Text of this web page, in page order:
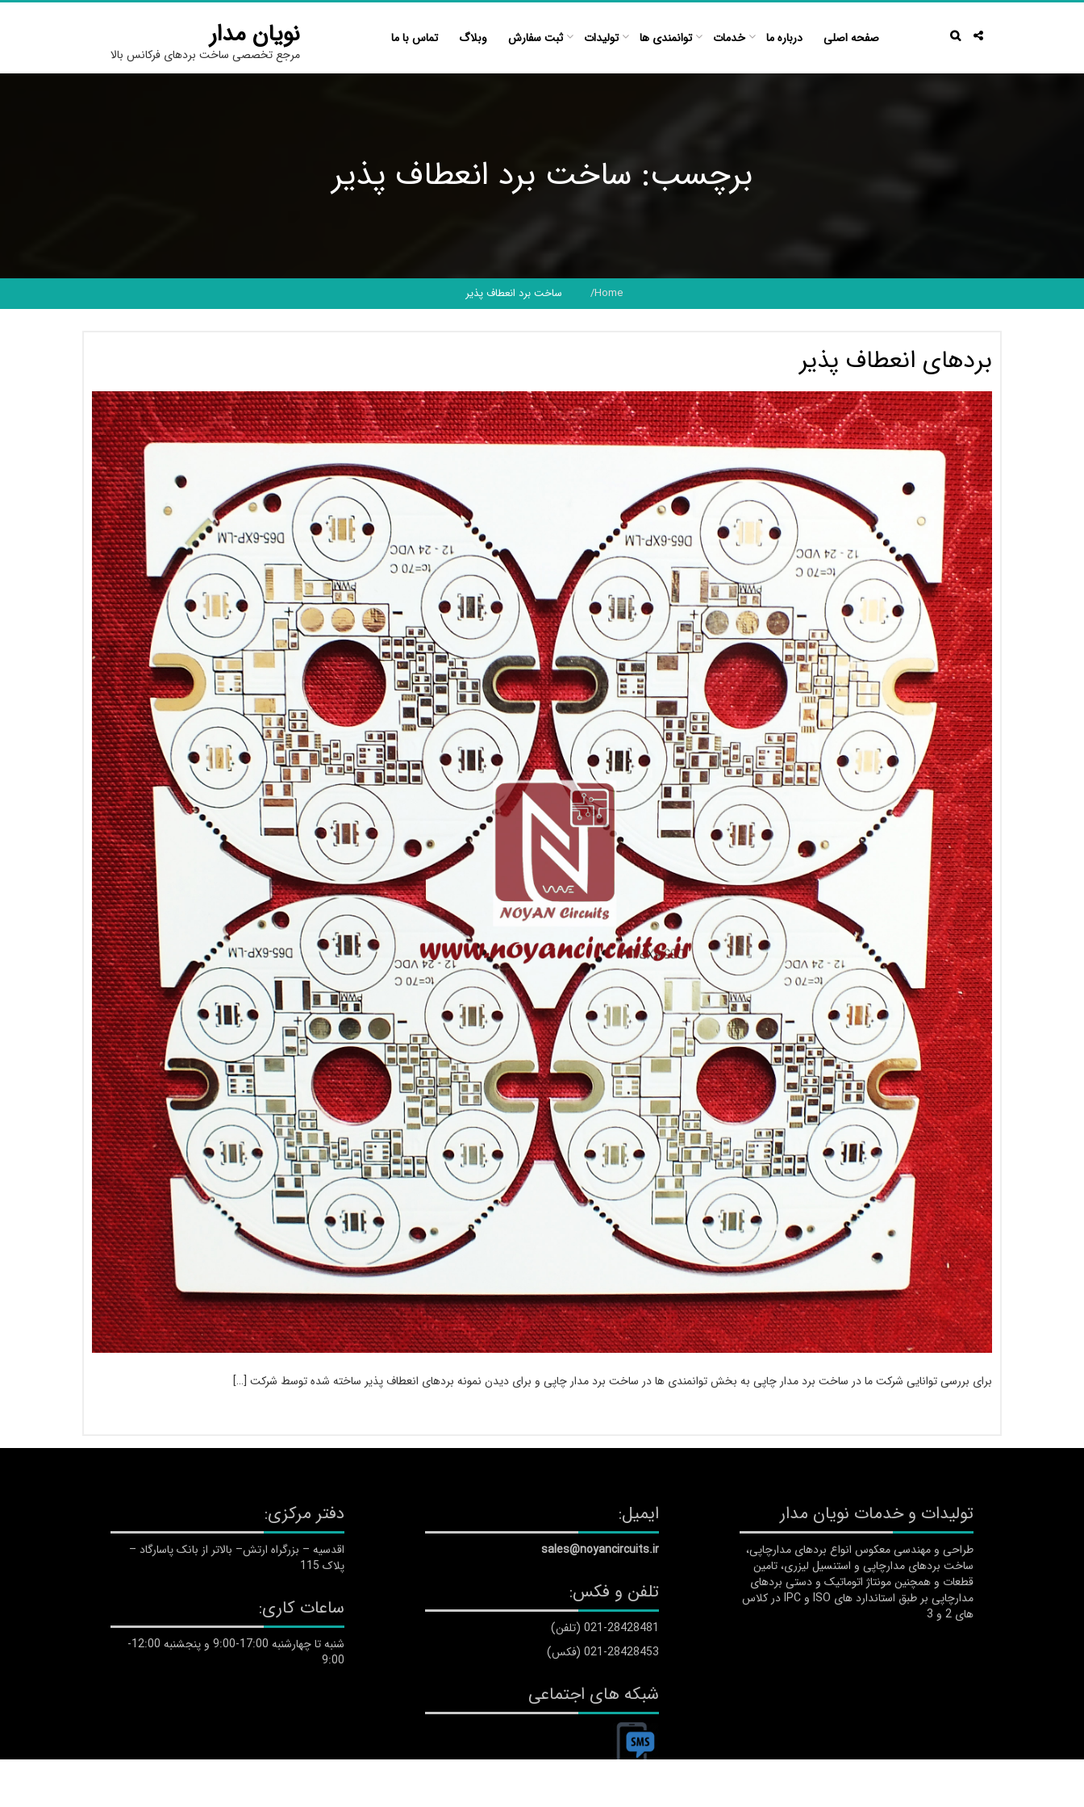
Skip
نویان مدار
مرجع تخصصی ساخت بردهای فرکانس بالا
صفحه اصلی درباره ما خدمات توانمندی ها تولیدات ثبت سفارش وبلاگ تماس با ما
برچسب: ساخت برد انعطاف پذیر
Home ساخت برد انعطاف پذیر
بردهای انعطاف پذیر
برای بررسی توانایی شرکت ما در ساخت برد مدار چاپی به بخش توانمندی ها در ساخت برد مدار چاپی و برای دیدن نمونه بردهای انعطاف پذیر ساخته شده توسط شرکت […]
دفتر مرکزی:
اقدسیه – بزرگراه ارتش– بالاتر از بانک پاسارگاد –
پلاک 115
ساعات کاری:
شنبه تا چهارشنبه 17:00-9:00 و پنجشنبه 12:00-
9:00
ایمیل:
sales@noyancircuits.ir
تلفن و فکس:
021-28428481 (تلفن)
021-28428453 (فکس)
شبکه های اجتماعی
تولیدات و خدمات نویان مدار
طراحی و مهندسی معکوس انواع بردهای مدارچاپی،
ساخت بردهای مدارچاپی و استنسیل لیزری، تامین
قطعات و همچنین مونتاژ اتوماتیک و دستی بردهای
مدارچاپی بر طبق استاندارد های ISO و IPC در کلاس
های 2 و 3